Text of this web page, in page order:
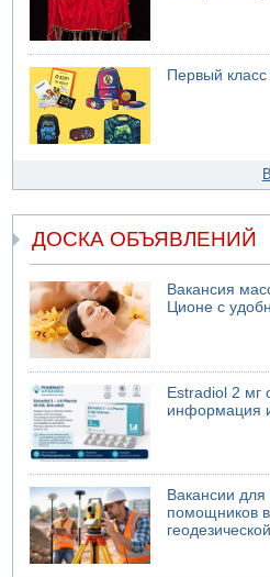
Первый
ДОСКА ОБЪЯВЛЕНИЙ
Вакансия
Ционе с
Estradiol 2 мг
информация
Вакансии для
помощников